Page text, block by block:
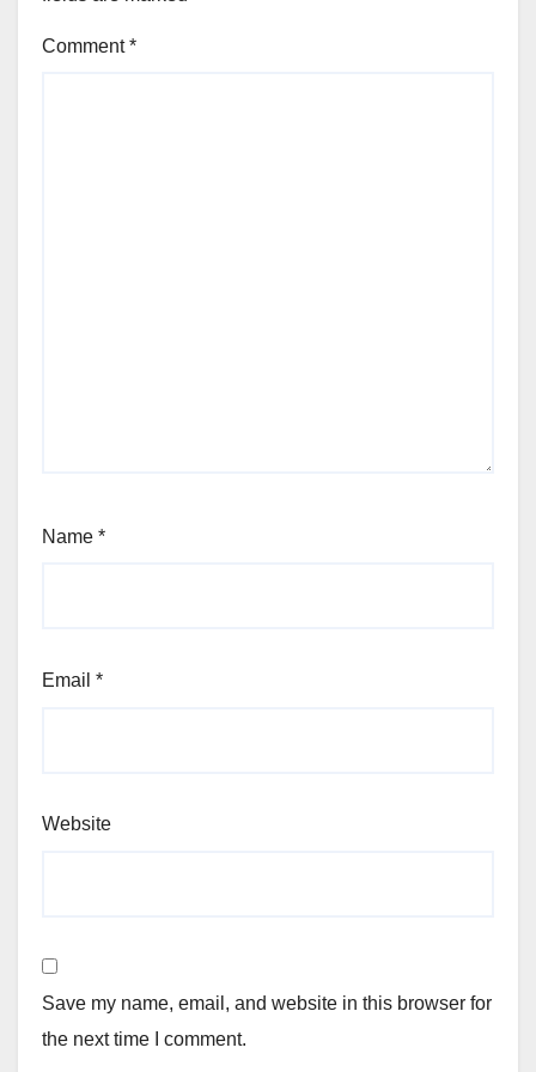
Comment*
Name *
Email *
Website
Save my name, email, and website in this browser for
the next time I comment.